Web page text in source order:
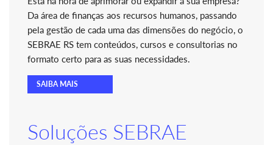
Da área de finanças aos recursos humanos, passando
pela gestão de cada uma das dimensões do negócio, o
SEBRAE RS tem conteúdos, cursos e consultorias no
formato certo para as suas necessidades.
SAIBA MAIS
Soluções SEBRAE